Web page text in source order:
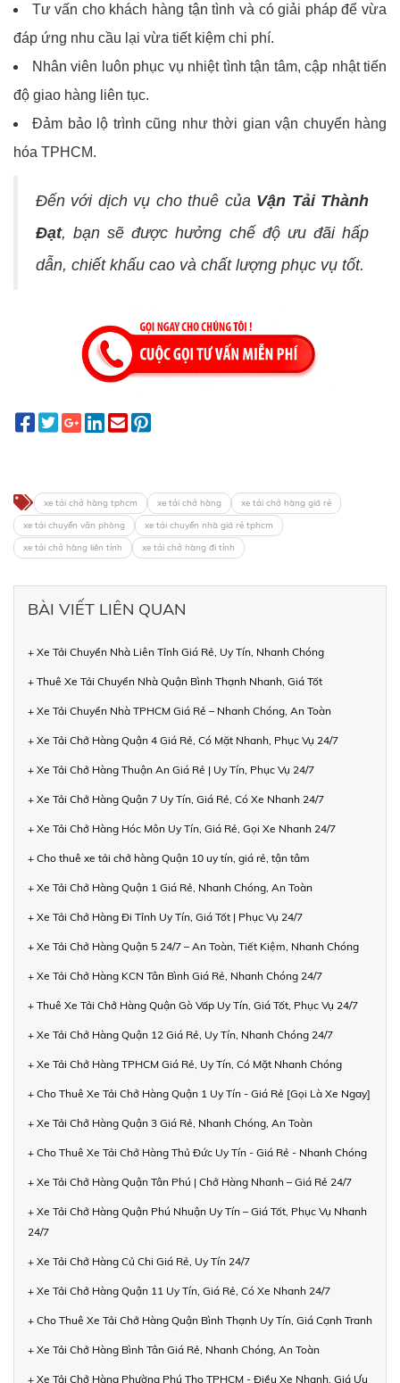
Tư vấn cho khách hàng tận tình và có giải pháp để vừa
đáp ứng nhu cầu lại vừa tiết kiệm chi phí.
Nhân viên luôn phục vụ nhiệt tình tận tâm, cập nhật tiến
độ giao hàng liên tục.
Đảm bảo lộ trình cũng như thời gian vận chuyển hàng
hóa TPHCM.
Đến với dịch vụ cho thuê củaVận Tải Thành
Đạt, bạn sẽ được hưởng chế độ ưu đãi hấp
dẫn, chiết khấu cao và chất lượng phục vụ tốt.
xe tải chở hàng tphcm xe tải chở hàng
xe tải chở hàng giá rẻ
xe tải chuyển văn phòng
xe tải chuyển nhà giá rẻ tphcm
xe tải chở hàng liên tỉnh
xe tải chở hàng đi tỉnh
BÀI VIẾT LIÊN QUAN
+ Xe Tải Chuyển Nhà Liên Tỉnh Giá Rẻ, Uy Tín, Nhanh Chóng
+ Thuê Xe Tải Chuyển Nhà Quận Bình Thạnh Nhanh, Giá Tốt
+ Xe Tải Chuyển Nhà TPHCM Giá Rẻ – Nhanh Chóng, An Toàn
+ Xe Tải Chở Hàng Quận 4 Giá Rẻ, Có Mặt Nhanh, Phục Vụ 24/7
+ Xe Tải Chở Hàng Thuận An Giá Rẻ | Uy Tín, Phục Vụ 24/7
+ Xe Tải Chở Hàng Quận 7 Uy Tín, Giá Rẻ, Có Xe Nhanh 24/7
+ Xe Tải Chở Hàng Hóc Môn Uy Tín, Giá Rẻ, Gọi Xe Nhanh 24/7
+ Cho thuê xe tải chở hàng Quận 10 uy tín, giá rẻ, tận tâm
+ Xe Tải Chở Hàng Quận 1 Giá Rẻ, Nhanh Chóng, An Toàn
+ Xe Tải Chở Hàng Đi Tỉnh Uy Tín, Giá Tốt | Phục Vụ 24/7
+ Xe Tải Chở Hàng Quận 5 24/7 – An Toàn, Tiết Kiệm, Nhanh Chóng
+ Xe Tải Chở Hàng KCN Tân Bình Giá Rẻ, Nhanh Chóng 24/7
+ Thuê Xe Tải Chở Hàng Quận Gò Vấp Uy Tín, Giá Tốt, Phục Vụ 24/7
+ Xe Tải Chở Hàng Quận 12 Giá Rẻ, Uy Tín, Nhanh Chóng 24/7
+ Xe Tải Chở Hàng TPHCM Giá Rẻ, Uy Tín, Có Mặt Nhanh Chóng
+ Cho Thuê Xe Tải Chở Hàng Quận 1 Uy Tín - Giá Rẻ [Gọi Là Xe Ngay]
+ Xe Tải Chở Hàng Quận 3 Giá Rẻ, Nhanh Chóng, An Toàn
+ Cho Thuê Xe Tải Chở Hàng Thủ Đức Uy Tín - Giá Rẻ - Nhanh Chóng
+ Xe Tải Chở Hàng Quận Tân Phú | Chở Hàng Nhanh – Giá Rẻ 24/7
+ Xe Tải Chở Hàng Quận Phú Nhuận Uy Tín – Giá Tốt, Phục Vụ Nhanh
24/7
+ Xe Tải Chở Hàng Củ Chi Giá Rẻ, Uy Tín 24/7
+ Xe Tải Chở Hàng Quận 11 Uy Tín, Giá Rẻ, Có Xe Nhanh 24/7
+ Cho Thuê Xe Tải Chở Hàng Quận Bình Thạnh Uy Tín, Giá Cạnh Tranh
+ Xe Tải Chở Hàng Bình Tân Giá Rẻ, Nhanh Chóng, An Toàn
+ Xe Tải Chở Hàng Phường Phú Thọ TPHCM - Điều Xe Nhanh, Giá Ưu